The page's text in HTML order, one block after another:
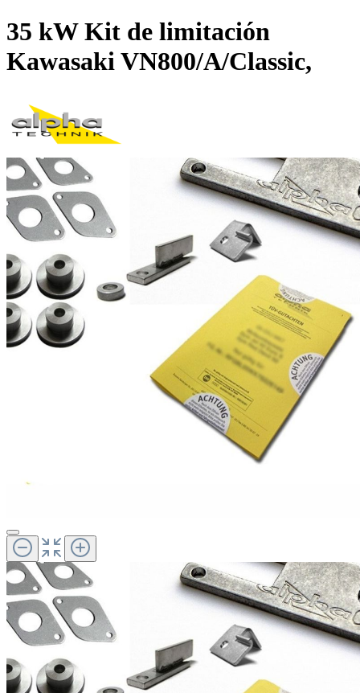
35 kW Kit de limitación
Kawasaki VN800/A/Classic,